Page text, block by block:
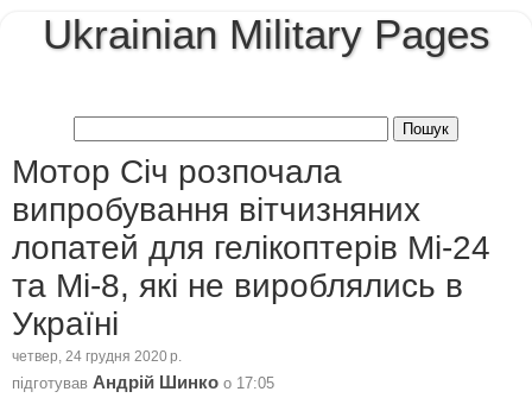
Ukrainian Military Pages
Мотор Січ розпочала
випробування вітчизняних
лопатей для гелікоптерів Мі-24
та Мі-8, які не вироблялись в
Україні
четвер, 24 грудня 2020 р.
підготував Андрій Шинко о 17:05